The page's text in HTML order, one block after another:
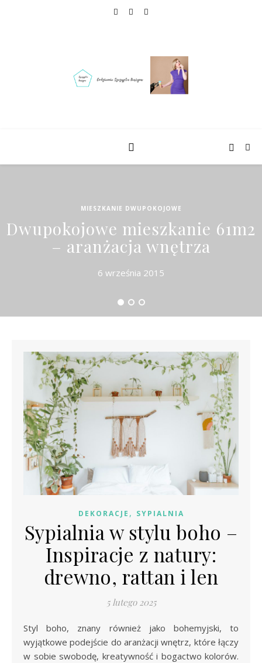
MIESZKANIE DWUPOKOJOWE
Dwupokojowe mieszkanie 61m2
– aranżacja wnętrza
6 września 2015
DEKORACJE , SYPIALNIA
Sypialnia w stylu boho –
Inspiracje z natury:
drewno, rattan i len
5 lutego 2025
Styl boho, znany również jako bohemyjski, to
wyjątkowe podejście do aranżacji wnętrz, które łączy
w sobie swobodę, kreatywność i bogactwo kolorów.